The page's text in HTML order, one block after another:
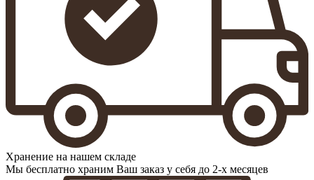
Хранение на нашем складе
Мы бесплатно храним Ваш заказ у себя до 2-х месяцев